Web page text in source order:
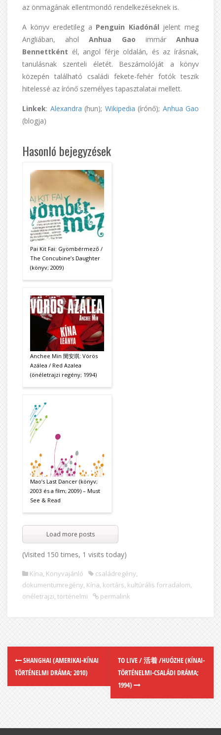
az önmagának ellentmondó rendelkezéseknek is.
A könyv eredetileg a Penguin Kiadónál jelent meg
Angliában, aholAnhua Gao immárAnhua
Bennettként él, angol férje oldalán, és az írásnak,
tanulásnak szenteli életét. Beszámolóját a könyv
közepén található családi fekete-fehér fotók teszik
hitelessé az írónő személyes tapasztalatai mellett.
Linkek: Alexandra (hun); Wikipedia (írónő); Anhua Gao
(blogja)
Hasonló bejegyzések
Pai Kit Fai: Gyömbérmező /
The Concubine’s Daughter
(könyv; 2009)
Anchee Min 閔安琪: Vörös
Azálea / Red Azalea
(önéletrajzi regény; 1994)
Mao’s Last Dancer (könyv;
2003 és a film; 2009) – Must
See & Read
Load more posts
(Visited 150 times, 1 visits today)
Kína, Könyvajánló családregény,
dokumentumregény, Kína, kortárs, kultúrális forradalom,
önéletrajzi, történelmi permalink
SHANGHAI (AMERIKAI-KÍNAI
TÖRTÉNELMI DRÁMA; 2010)
TO LIVE / 活着 /HUÓZHE (KÍNAI-
TÖRTÉNELMI-CSALÁDI DRÁMA;
1994)